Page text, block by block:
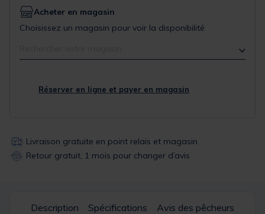
Acheter en magasin
Choisissez un magasin pour voir la disponibilité
Réserver en ligne et payer en magasin
Livraison gratuite en point relais et magasin
Retour gratuit, 1 mois pour changer d’avis
Description Spécifications Avis des pêcheurs